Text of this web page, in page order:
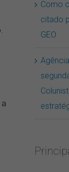
Como
citado
GEO